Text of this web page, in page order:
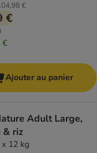
€
€
€
Ajouter au panier
Adult Large,
& riz
12 kg